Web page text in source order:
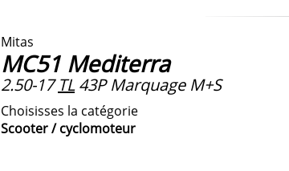
Mitas
MC51 Mediterra
2.50-17 TL43P Marquage M+S
Choisisses la catégorie
Scooter / cyclomoteur